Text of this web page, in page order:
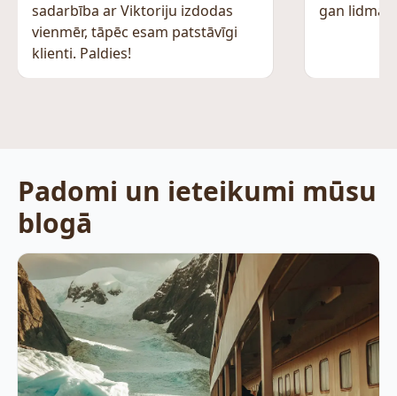
sadarbība ar Viktoriju izdodas
vienmēr, tāpēc esam patstāvīgi
klienti. Paldies!
gan
Padomi un ieteikumi mūsu
blogā